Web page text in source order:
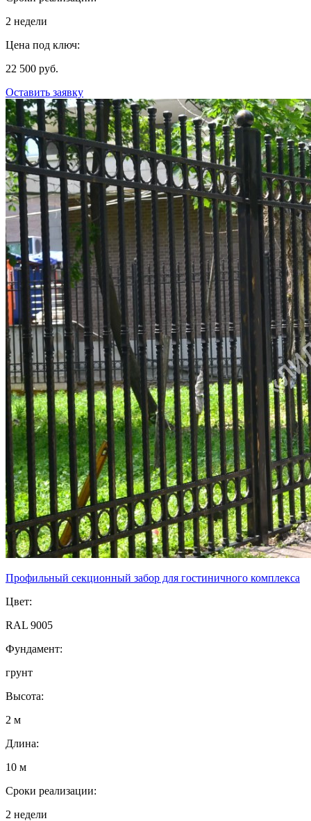
2 недели
Цена под ключ:
22 500 руб.
Оставить заявку
Профильный секционный забор для гостиничного комплекса
Цвет:
RAL 9005
Фундамент:
грунт
Высота:
2 м
Длина:
10 м
Сроки реализации:
2 недели